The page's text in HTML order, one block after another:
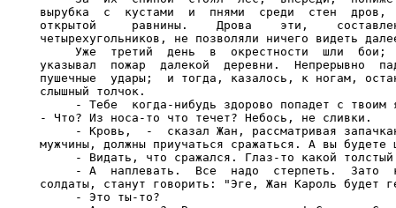
вырубка  с  кустами  и  пнями  среди  стен  дров,
открытой     равнины.    Дрова    эти,
четырехугольников, не позволяли ничего видеть
Уже  третий  день  в  окрестности  шли  бои;
указывал  пожар  далекой  деревни.  Непрерывно
пушечные  удары;  и тогда, казалось, к ногам,
слышный толчок.
- Тебе  когда-нибудь здорово попадет с твоим
- Что? Из носа-то что течет? Небось, не сливки.
- Кровь,  -  сказал Жан, рассматривая
мужчины, должны приучаться сражаться. А вы будете
- Видать, что сражался. Глаз-то какой
- А  наплевать.  Все  надо  стерпеть.  Зато
солдаты, станут говорить: "Эге, Жан Кароль будет
     - Это ты-то?